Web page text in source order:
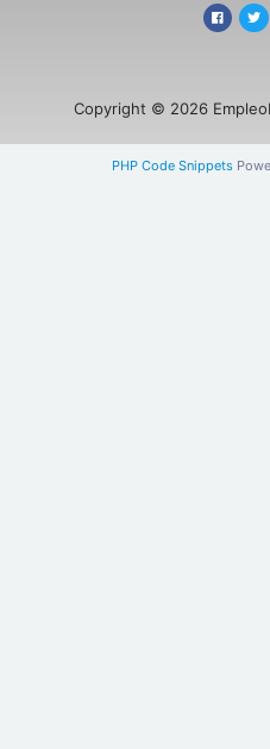
Copyright © 2026
PHP Code Snippets